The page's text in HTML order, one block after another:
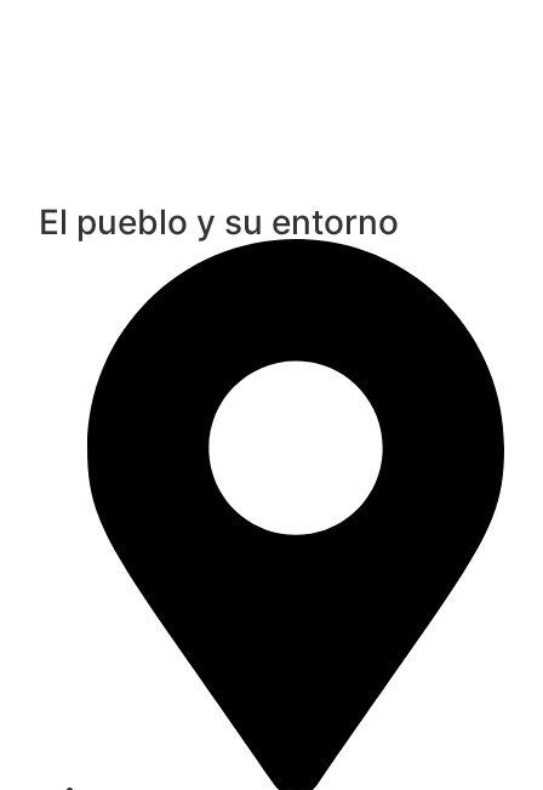
El pueblo y su entorno